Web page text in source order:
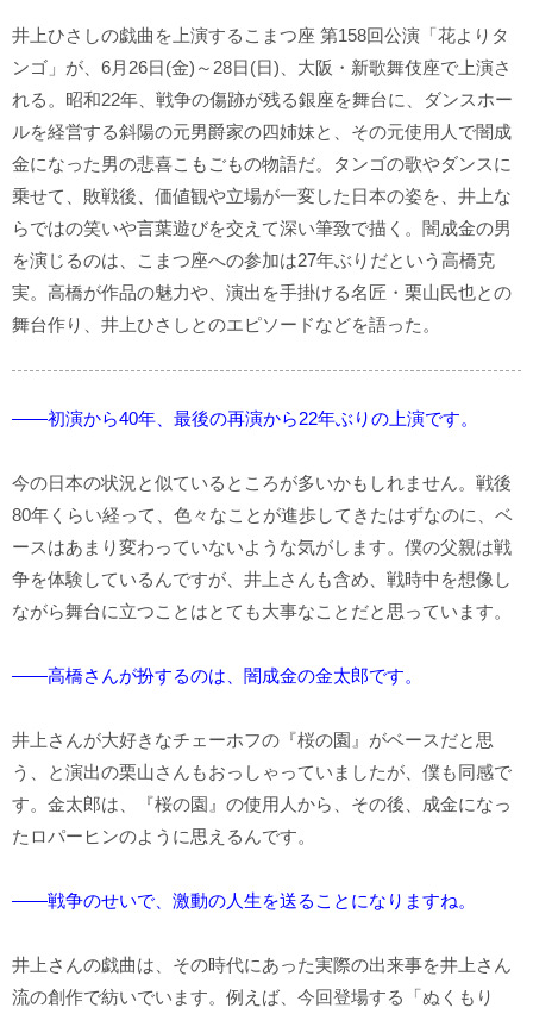
井上ひさしの戯曲を上演するこまつ座 第158回公演「花よりタ
ンゴ」が、6月26日(金)～28日(日)、大阪・新歌舞伎座で上演さ
れる。昭和22年、戦争の傷跡が残る銀座を舞台に、ダンスホー
ルを経営する斜陽の元男爵家の四姉妹と、その元使用人で闇成
金になった男の悲喜こもごもの物語だ。タンゴの歌やダンスに
乗せて、敗戦後、価値観や立場が一変した日本の姿を、井上な
らではの笑いや言葉遊びを交えて深い筆致で描く。闇成金の男
を演じるのは、こまつ座への参加は27年ぶりだという高橋克
実。高橋が作品の魅力や、演出を手掛ける名匠・栗山民也との
舞台作り、井上ひさしとのエピソードなどを語った。
――初演から40年、最後の再演から22年ぶりの上演です。
今の日本の状況と似ているところが多いかもしれません。戦後
80年くらい経って、色々なことが進歩してきたはずなのに、ベ
ースはあまり変わっていないような気がします。僕の父親は戦
争を体験しているんですが、井上さんも含め、戦時中を想像し
ながら舞台に立つことはとても大事なことだと思っています。
――高橋さんが扮するのは、闇成金の金太郎です。
井上さんが大好きなチェーホフの『桜の園』がベースだと思
う、と演出の栗山さんもおっしゃっていましたが、僕も同感で
す。金太郎は、『桜の園』の使用人から、その後、成金になっ
たロパーヒンのように思えるんです。
――戦争のせいで、激動の人生を送ることになりますね。
井上さんの戯曲は、その時代にあった実際の出来事を井上さん
流の創作で紡いでいます。例えば、今回登場する「ぬくもり